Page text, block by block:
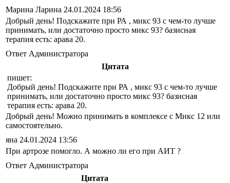
Марина Ларина 24.01.2024 18:56
Добрый день! Подскажите при РА , микс 93 с чем-то лучше
принимать, или достаточно просто микс 93? базисная
терапия есть: арава 20.
Ответ Администратора
Цитата
пишет:
Добрый день! Подскажите при РА , микс 93 с чем-то лучше
принимать, или достаточно просто микс 93? базисная
терапия есть: арава 20.
Добрый день! Можно принимать в комплексе с Микс 12 или
самостоятельно.
яна 24.01.2024 13:56
При артрозе помогло. А можно ли его при АИТ ?
Ответ Администратора
Цитата